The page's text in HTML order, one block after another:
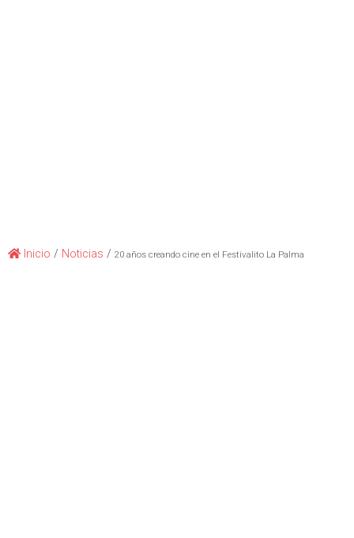
Inicio / Noticias / 20 años creando cine en el Festivalito La Palma